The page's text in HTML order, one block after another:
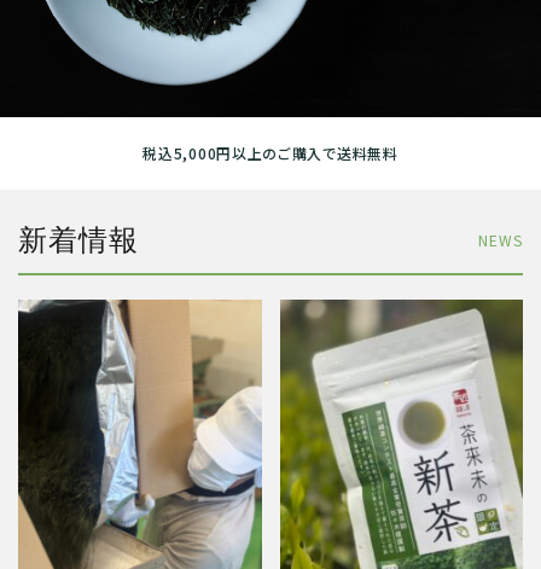
税込5,000円以上のご購入で送料無料
新着情報 NEWS